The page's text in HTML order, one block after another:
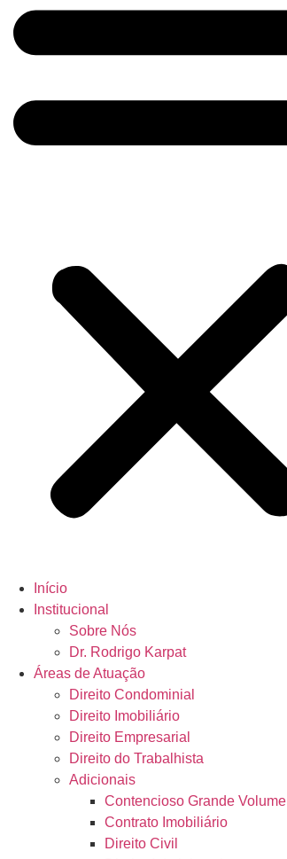
Início
Institucional
Sobre Nós
Dr. Rodrigo Karpat
Áreas de Atuação
Direito Condominial
Direito Imobiliário
Direito Empresarial
Direito do Trabalhista
Adicionais
Contencioso Grande Volume
Contrato Imobiliário
Direito Civil